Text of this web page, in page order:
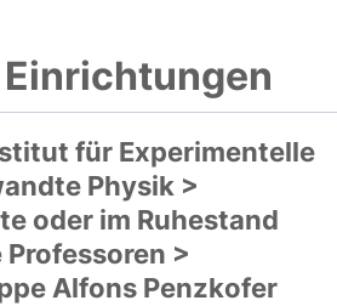
für Experimentelle
Physik >
oder im Ruhestand
>
Alfons Penzkofer